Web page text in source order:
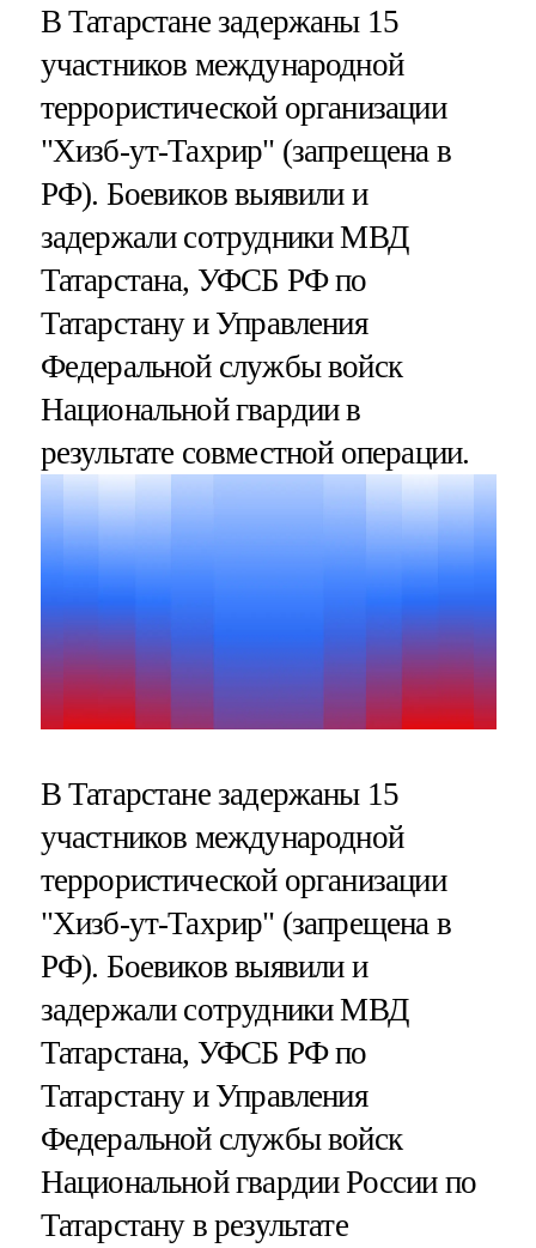
В Татарстане задержаны 15
участников международной
террористической организации
"Хизб-ут-Тахрир" (запрещена в
РФ). Боевиков выявили и
задержали сотрудники МВД
Татарстана, УФСБ РФ по
Татарстану и Управления
Федеральной службы войск
Национальной гвардии в
результате совместной операции.
В Татарстане задержаны 15
участников международной
террористической организации
"Хизб-ут-Тахрир" (запрещена в
РФ). Боевиков выявили и
задержали сотрудники МВД
Татарстана, УФСБ РФ по
Татарстану и Управления
Федеральной службы войск
Национальной гвардии России по
Татарстану в результате